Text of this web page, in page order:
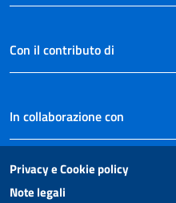
Con il contributo di
In collaborazione con
Privacy e Cookie policy
Note legali